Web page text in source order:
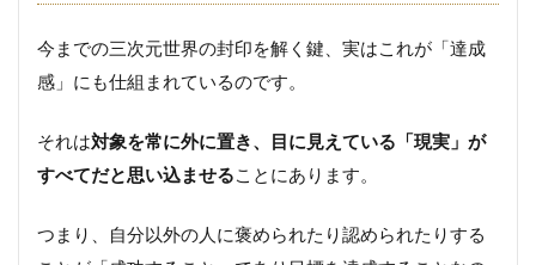
今までの三次元世界の封印を解く鍵、実はこれが「達成
感」にも仕組まれているのです。
それは対象を常に外に置き、目に見えている「現実」が
すべてだと思い込ませることにあります。
つまり、自分以外の人に褒められたり認められたりする